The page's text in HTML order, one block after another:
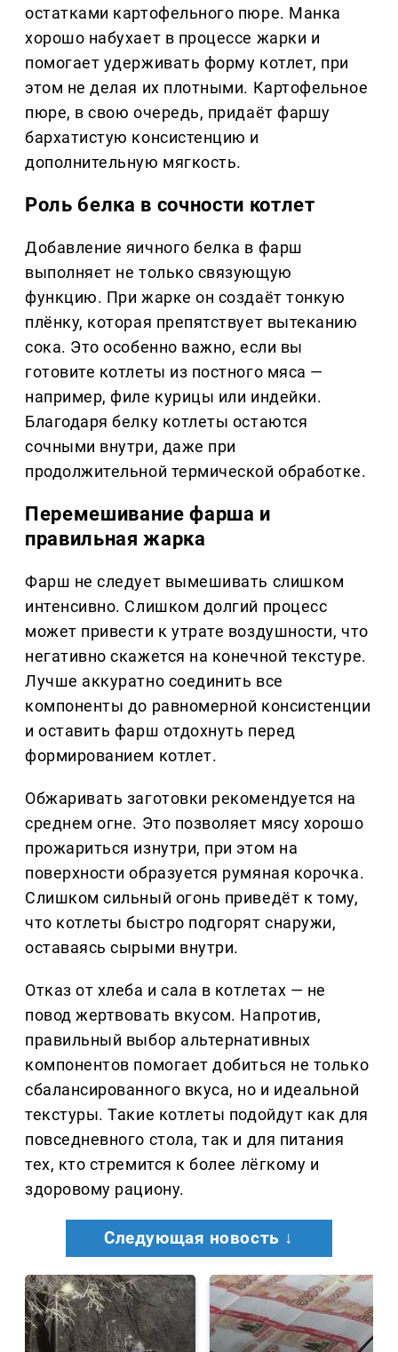
остатками картофельного пюре. Манка
хорошо набухает в процессе жарки и
помогает удерживать форму котлет, при
этом не делая их плотными. Картофельное
пюре, в свою очередь, придаёт фаршу
бархатистую консистенцию и
дополнительную мягкость.
Роль белка в сочности котлет
Добавление яичного белка в фарш
выполняет не только связующую
функцию. При жарке он создаёт тонкую
плёнку, которая препятствует вытеканию
сока. Это особенно важно, если вы
готовите котлеты из постного мяса —
например, филе курицы или индейки.
Благодаря белку котлеты остаются
сочными внутри, даже при
продолжительной термической обработке.
Перемешивание фарша и
правильная жарка
Фарш не следует вымешивать слишком
интенсивно. Слишком долгий процесс
может привести к утрате воздушности, что
негативно скажется на конечной текстуре.
Лучше аккуратно соединить все
компоненты до равномерной консистенции
и оставить фарш отдохнуть перед
формированием котлет.
Обжаривать заготовки рекомендуется на
среднем огне. Это позволяет мясу хорошо
прожариться изнутри, при этом на
поверхности образуется румяная корочка.
Слишком сильный огонь приведёт к тому,
что котлеты быстро подгорят снаружи,
оставаясь сырыми внутри.
Отказ от хлеба и сала в котлетах — не
повод жертвовать вкусом. Напротив,
правильный выбор альтернативных
компонентов помогает добиться не только
сбалансированного вкуса, но и идеальной
текстуры. Такие котлеты подойдут как для
повседневного стола, так и для питания
тех, кто стремится к более лёгкому и
здоровому рациону.
Следующая новость ↓